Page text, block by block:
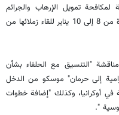
تمويل الإرهاب والجرائم
المالية إليزابيث روزنبرغ، في بروكسل في الفترة من 8 إلى 10 يناير للقاء زملائها من
"التنسيق مع الحلفاء بشأن
إلى حرمان" موسكو من الدخل
في أوكرانيا، وكذلك "إضافة خطوات
".